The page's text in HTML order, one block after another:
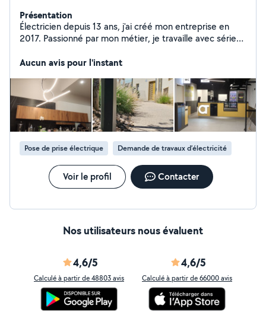
Présentation
Électricien depuis 13 ans, j'ai créé mon entreprise en
2017. Passionné par mon métier, je travaille avec sérieux
Aucun avis pour l'instant
Pose de prise électrique Demande de travaux d’électricité
Voir le profil Contacter
Nos utilisateurs nous évaluent
4,6/5
Calculé à partir de 48803 avis
4,6/5
Calculé à partir de 66000 avis